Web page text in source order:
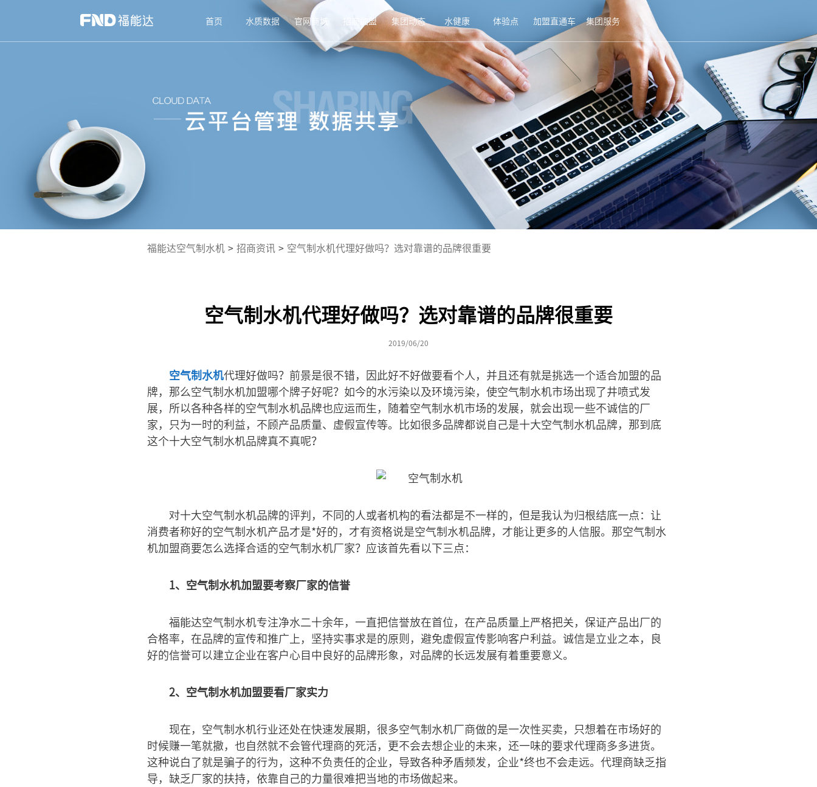
首页 水质数据 官网商城 招商加盟 集团动态 水健康 体验点 加盟直通车 集团服务
福能达空气制水机 > 招商资讯 > 空气制水机代理好做吗？选对靠谱的品牌很重要
空气制水机代理好做吗？选对靠谱的品牌很重要
2019/06/20
空气制水机代理好做吗？前景是很不错，因此好不好做要看个人，并且还有就是挑选一个适合加盟的品
牌，那么空气制水机加盟哪个牌子好呢？如今的水污染以及环境污染，使空气制水机市场出现了井喷式发
展，所以各种各样的空气制水机品牌也应运而生，随着空气制水机市场的发展，就会出现一些不诚信的厂
家，只为一时的利益，不顾产品质量、虚假宣传等。比如很多品牌都说自己是十大空气制水机品牌，那到底
这个十大空气制水机品牌真不真呢？
对十大空气制水机品牌的评判，不同的人或者机构的看法都是不一样的，但是我认为归根结底一点：让
消费者称好的空气制水机产品才是*好的，才有资格说是空气制水机品牌，才能让更多的人信服。那空气制水
机加盟商要怎么选择合适的空气制水机厂家？应该首先看以下三点：
1、空气制水机加盟要考察厂家的信誉
福能达空气制水机专注净水二十余年，一直把信誉放在首位，在产品质量上严格把关，保证产品出厂的
合格率，在品牌的宣传和推广上，坚持实事求是的原则，避免虚假宣传影响客户利益。诚信是立业之本，良
好的信誉可以建立企业在客户心目中良好的品牌形象，对品牌的长远发展有着重要意义。
2、空气制水机加盟要看厂家实力
现在，空气制水机行业还处在快速发展期，很多空气制水机厂商做的是一次性买卖，只想着在市场好的
时候赚一笔就撤，也自然就不会管代理商的死活，更不会去想企业的未来，还一味的要求代理商多多进货。
这种说白了就是骗子的行为，这种不负责任的企业，导致各种矛盾频发，企业*终也不会走远。代理商缺乏指
导，缺乏厂家的扶持，依靠自己的力量很难把当地的市场做起来。